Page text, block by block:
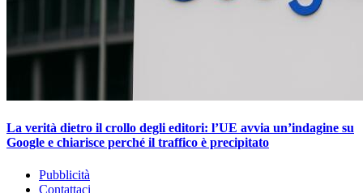
La verità dietro il crollo degli editori: l’UE avvia un’indagine su
Google e chiarisce perché il traffico è precipitato
Pubblicità
Contattaci